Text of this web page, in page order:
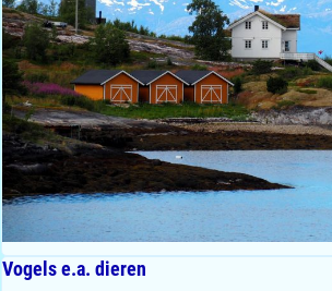
Vogels e.a. dieren